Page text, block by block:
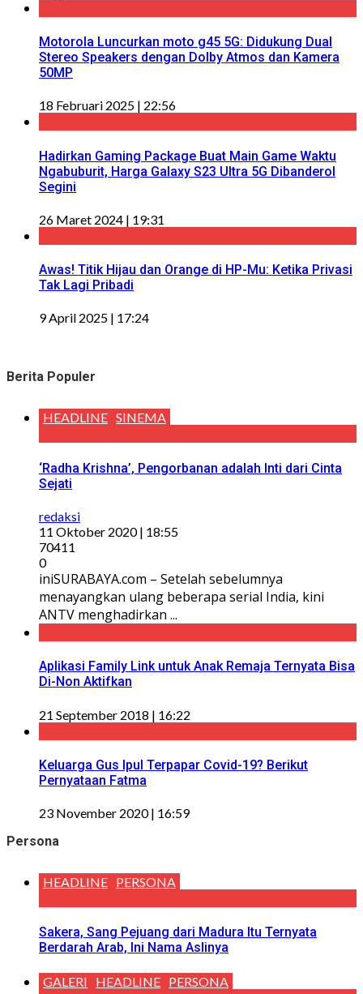
Motorola Luncurkan moto g45 5G: Didukung Dual
Stereo Speakers dengan Dolby Atmos dan Kamera
50MP
18 Februari 2025 | 22:56
Hadirkan Gaming Package Buat Main Game Waktu
Ngabuburit, Harga Galaxy S23 Ultra 5G Dibanderol
Segini
26 Maret 2024 | 19:31
Awas! Titik Hijau dan Orange di HP-Mu: Ketika Privasi
Tak Lagi Pribadi
9 April 2025 | 17:24
Berita Populer
HEADLINE SINEMA
‘Radha Krishna’, Pengorbanan adalah Inti dari Cinta
Sejati
redaksi
11 Oktober 2020 | 18:55
70411
0
iniSURABAYA.com – Setelah sebelumnya
menayangkan ulang beberapa serial India, kini
ANTV menghadirkan ...
Aplikasi Family Link untuk Anak Remaja Ternyata Bisa
Di-Non Aktifkan
21 September 2018 | 16:22
Keluarga Gus Ipul Terpapar Covid-19? Berikut
Pernyataan Fatma
23 November 2020 | 16:59
Persona
HEADLINE PERSONA
Sakera, Sang Pejuang dari Madura Itu Ternyata
Berdarah Arab, Ini Nama Aslinya
GALERI HEADLINE PERSONA